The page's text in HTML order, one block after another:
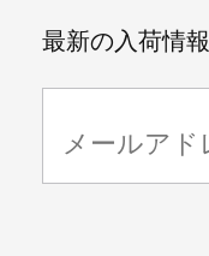
最新の入荷情